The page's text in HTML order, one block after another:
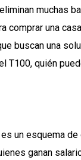
muchas
comprar una
buscan una
T100, quién
un esquema
ganan